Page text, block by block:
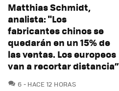
Matthias Schmidt,
analista: "Los
fabricantes chinos se
quedarán en un 15% de
las ventas. Los europeos
van a recortar distancia”
6 COMENTARIOS
HACE 12 HORAS